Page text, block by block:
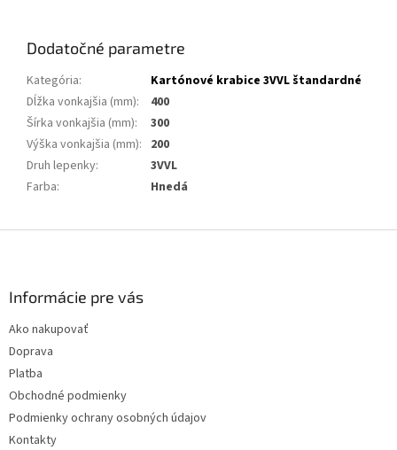
Dodatočné parametre
Kategória:
Kartónové krabice 3VVL štandardné
Dĺžka vonkajšia (mm):
400
Šírka vonkajšia (mm):
300
Výška vonkajšia (mm): 200
Druh lepenky:
3VVL
Farba: Hnedá
Informácie pre vás
Ako nakupovať
Doprava
Platba
Obchodné podmienky
Podmienky ochrany osobných údajov
Kontakty